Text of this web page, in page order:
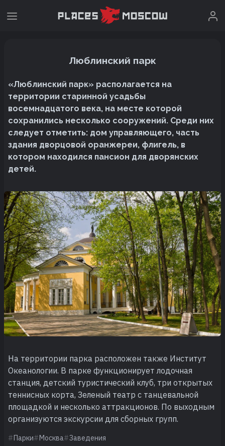
Люблинский парк
«Люблинский парк» располагается на
территории старинной усадьбы
восемнадцатого века, на месте которой
сохранились несколько сооружений. Среди них
следует отметить: дом управляющего, часть
здания дворцовой оранжереи, флигель, в
котором находился пансион для дворянских
детей.
На территории парка расположен также Институт
Океанологии. В парке функционирует лодочная
станция, детский туристический клуб, три открытых
теннисных корта, Зеленый театр с танцевальной
площадкой и несколько аттракционов. По выходным
организуются экскурсии для сборных групп.
Парки Москва Заведения